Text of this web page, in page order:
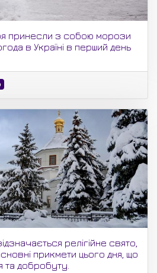
принесли з собою морози
в Україні в перший день
релігійне свято,
прикмети цього дня, що
та добробуту.